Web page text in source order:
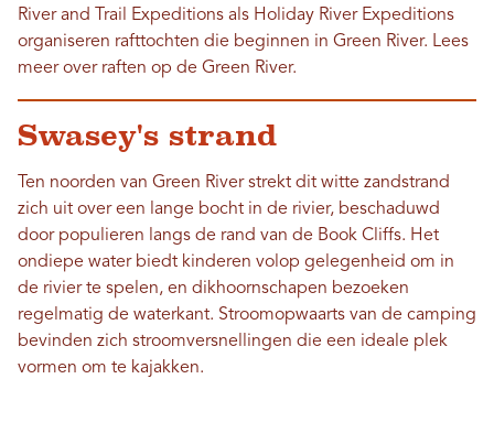
River and Trail Expeditions als Holiday River Expeditions
organiseren rafttochten die beginnen in Green River. Lees
meer over raften op de Green River.
Swasey's strand
Ten noorden van Green River strekt dit witte zandstrand
zich uit over een lange bocht in de rivier, beschaduwd
door populieren langs de rand van de Book Cliffs. Het
ondiepe water biedt kinderen volop gelegenheid om in
de rivier te spelen, en dikhoornschapen bezoeken
regelmatig de waterkant. Stroomopwaarts van de camping
bevinden zich stroomversnellingen die een ideale plek
vormen om te kajakken.